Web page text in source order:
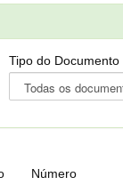
Tipo do Documento
Número